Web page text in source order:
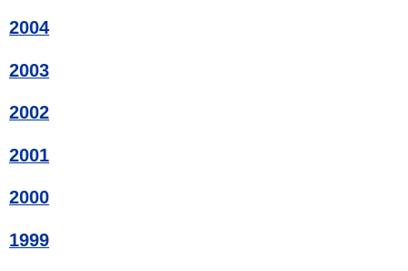
2004
2003
2002
2001
2000
1999